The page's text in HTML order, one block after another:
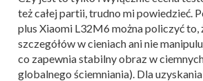
też całej partii, trudno mi powiedzieć.
plus Xiaomi L32M6 można policzyć to,
szczegółów w cieniach ani nie
co zapewnia stabilny obraz w
globalnego ściemniania). Dla